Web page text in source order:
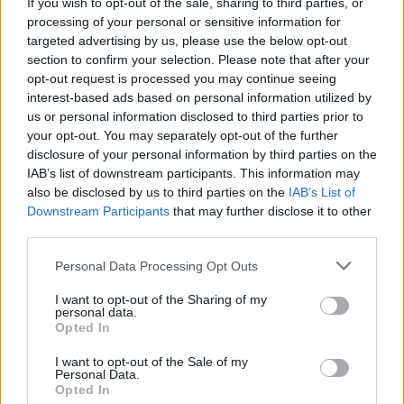
processing of your personal or sensitive information for
targeted advertising by us, please use the below opt-out
section to confirm your selection. Please note that after your
opt-out request is processed you may continue seeing
interest-based ads based on personal information utilized by
us or personal information disclosed to third parties prior to
your opt-out. You may separately opt-out of the further
disclosure of your personal information by third parties on the
IAB’s list of downstream participants. This information may
also be disclosed by us to third parties on the IAB’s List of
Downstream Participants that may further disclose it to other
Please note that this website/app uses one or more Google
not limited to your visit or usage behaviour. You may click to
grant or deny consent to Google and its third-party tags to
use your data for below specified purposes in below Google
consent section.
Personal Data Processing Opt Outs
I want to opt-out of the Sharing of my
personal data.
Opted In
I want to opt-out of the Sale of my
Personal Data.
Opted In
Ezek a deszkák a száradás során nem vetemednek,
pontosan azért, mert szálirányban, azaz a növekedés
irányában hasítjuk őket. Ezzel szemben az asztalosipari
munka során a rönköket felfűrészelik, és átvágják azokat
a farostgyűrűket, amelyek tulajdonképpen a fa
hosszirányú nyúlásáért feleltek addig. Emiatt a fa elkezd
vetemedni, görbülni, „kajszulni”, mert „emlékszik” a
korábbi életére, a hosszanti növekedés belé van kódolva.
Az én munkám ezért nem klasszikus asztalosmunka,
sokkal inkább ácsolás, hiszen eljárásaink és a
technológia az ácsokéhoz áll közelebb.